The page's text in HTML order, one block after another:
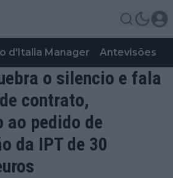
d'Italia Manager Antevisões
o silencio e fala
contrato,
ao pedido de
da IPT de 30